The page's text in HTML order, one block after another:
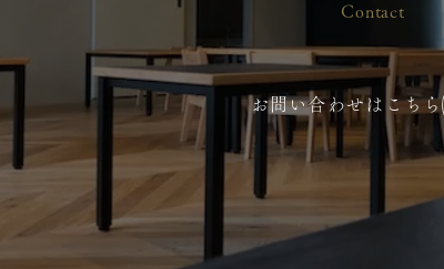
Contact
お問い合わせはこちら